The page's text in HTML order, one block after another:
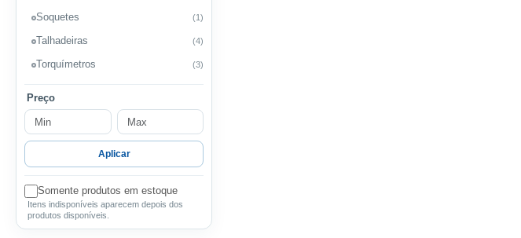
Soquetes (1)
Talhadeiras (4)
Torquímetros (3)
Preço
Aplicar
Somente produtos em estoque
Itens indisponíveis aparecem depois dos
produtos disponíveis.